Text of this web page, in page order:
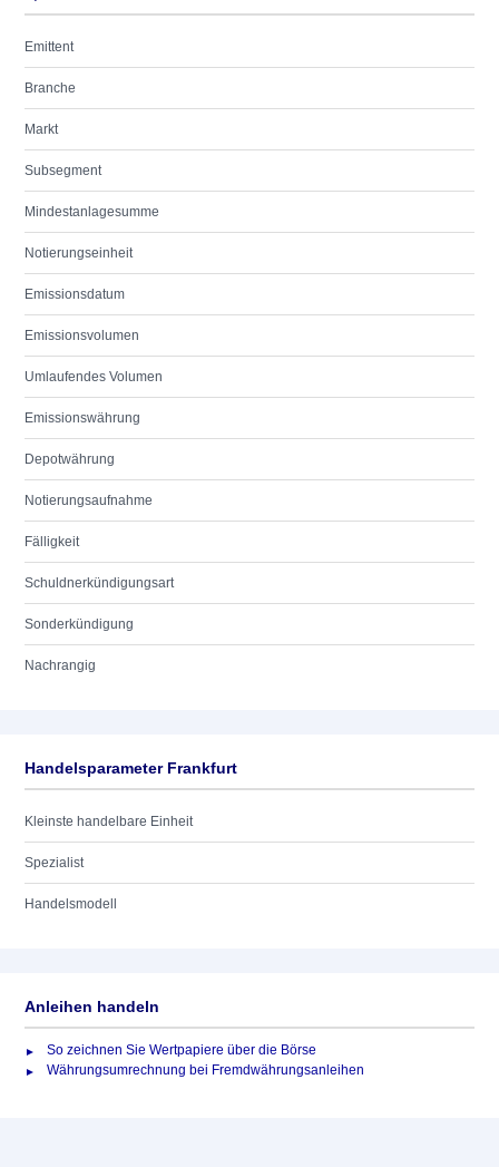
Emittent
Branche
Markt
Subsegment
Mindestanlagesumme
Notierungseinheit
Emissionsdatum
Emissionsvolumen
Umlaufendes Volumen
Emissionswährung
Depotwährung
Notierungsaufnahme
Fälligkeit
Schuldnerkündigungsart
Sonderkündigung
Nachrangig
Handelsparameter Frankfurt
Kleinste handelbare Einheit
Spezialist
Handelsmodell
Anleihen handeln
So zeichnen Sie Wertpapiere über die Börse
Währungsumrechnung bei Fremdwährungsanleihen